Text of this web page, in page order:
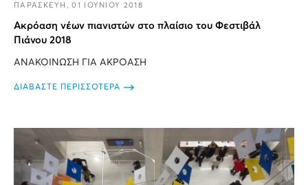
ΠΑΡΑΣΚΕΥΗ, 01 ΙΟΥΝΙΟΥ 2018
Ακρόαση νέων πιανιστών στο πλαίσιο του Φεστιβάλ
Πιάνου 2018
ΑΝΑΚΟΙΝΩΣΗ ΓΙΑ ΑΚΡΟΑΣΗ
ΔΙΑΒΑΣΤΕ ΠΕΡΙΣΣΟΤΕΡΑ